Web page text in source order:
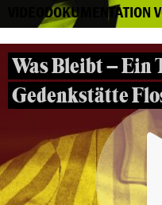
Was Bleibt – Ein
Gedenkstätte